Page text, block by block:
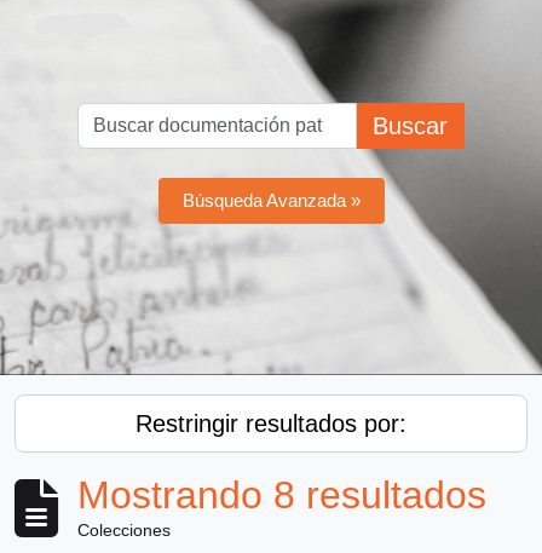
Buscar
Búsqueda Avanzada »
Restringir resultados por:
Mostrando 8 resultados
Colecciones